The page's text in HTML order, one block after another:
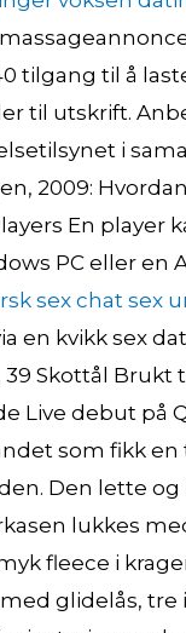
tilgang til å
til utskrift.
i
2009:
En player
PC eller en
sex chat sex
en kvikk sex
Skottål Brukt
Live debut på
som fikk en
Den lette
lukkes
fleece i
glidelås,